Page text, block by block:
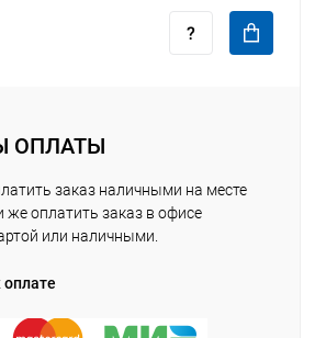
ОПЛАТЫ
заказ наличными на месте
же оплатить заказ в офисе
или наличными.